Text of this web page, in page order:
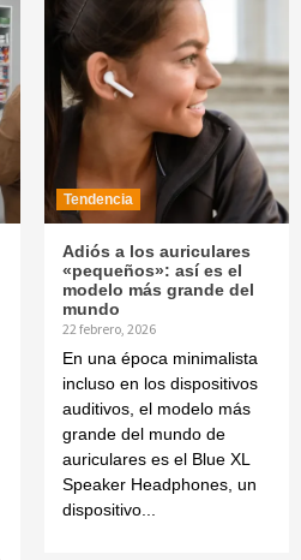
Tendencia
Adiós a los auriculares
«pequeños»: así es el
modelo más grande del
mundo
22 febrero, 2026
En una época minimalista
incluso en los dispositivos
auditivos, el modelo más
grande del mundo de
auriculares es el Blue XL
Speaker Headphones, un
dispositivo...